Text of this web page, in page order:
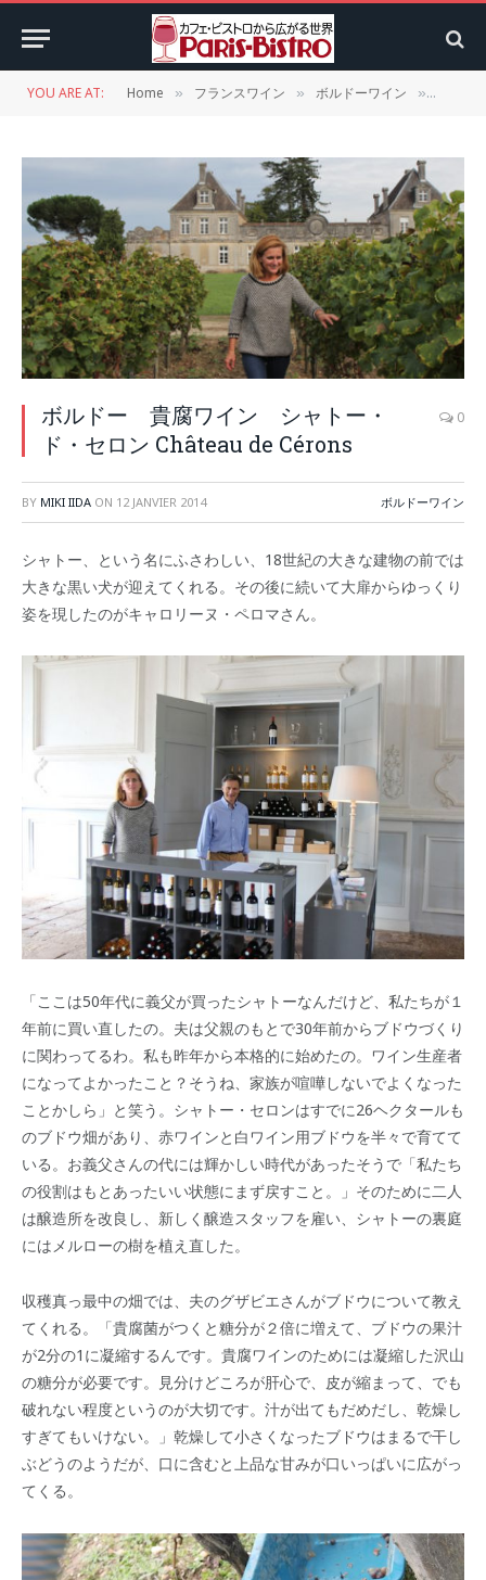
YOU ARE AT: Home » フランスワイン » ボルドーワイン »
ボルドー 貴腐ワイン シャトー・
ド・セロン Château de Cérons
0
BY MIKI IIDA ON 12 JANVIER 2014 ボルドーワイン
シャトー、という名にふさわしい、18世紀の大きな建物の前では
大きな黒い犬が迎えてくれる。その後に続いて大扉からゆっくり
姿を現したのがキャロリーヌ・ペロマさん。
「ここは50年代に義父が買ったシャトーなんだけど、私たちが１
年前に買い直したの。夫は父親のもとで30年前からブドウづくり
に関わってるわ。私も昨年から本格的に始めたの。ワイン生産者
になってよかったこと？そうね、家族が喧嘩しないでよくなった
ことかしら」と笑う。シャトー・セロンはすでに26ヘクタールも
のブドウ畑があり、赤ワインと白ワイン用ブドウを半々で育てて
いる。お義父さんの代には輝かしい時代があったそうで「私たち
の役割はもとあったいい状態にまず戻すこと。」そのために二人
は醸造所を改良し、新しく醸造スタッフを雇い、シャトーの裏庭
にはメルローの樹を植え直した。
収穫真っ最中の畑では、夫のグザビエさんがブドウについて教え
てくれる。「貴腐菌がつくと糖分が２倍に増えて、ブドウの果汁
が2分の1に凝縮するんです。貴腐ワインのためには凝縮した沢山
の糖分が必要です。見分けどころが肝心で、皮が縮まって、でも
破れない程度というのが大切です。汁が出てもだめだし、乾燥し
すぎてもいけない。」乾燥して小さくなったブドウはまるで干し
ぶどうのようだが、口に含むと上品な甘みが口いっぱいに広がっ
てくる。